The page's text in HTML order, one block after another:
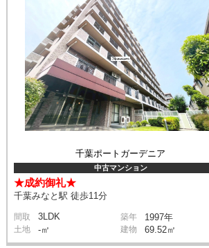
千葉ポートガーデニア
中古マンション
★成約御礼★
千葉みなと駅 徒歩11分
間取 3LDK 築年 1997年
土地 -㎡ 建物 69.52㎡